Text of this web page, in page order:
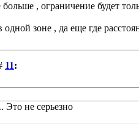
больше , ограничение будет
зоне , да еще где
11:
не серьезно